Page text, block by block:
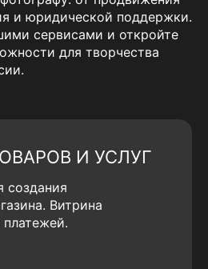
и юридической поддержки.
сервисами и откройте
для творчества
И УСЛУГ
создания
Витрина